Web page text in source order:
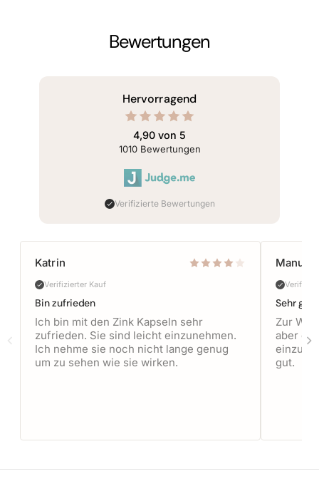
Bewertungen
Hervorragend
4,90 von 5
1010Bewertungen
Verifizierte Bewertungen
Katrin
Verifizierter Kauf
Bin zufrieden
Ich bin mit den Zink Kapseln sehr
zufrieden. Sie sind leicht einzunehmen.
Ich nehme sie noch nicht lange genug
um zu sehen wie sie wirken.
Sehr gut
Zur
aber
gut.